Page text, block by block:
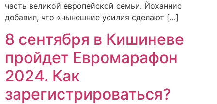
часть великой европейской семьи. Йоханнис
добавил, что «нынешние усилия сделают […]
8 сентября в Кишиневе
пройдет Евромарафон
2024. Как
зарегистрироваться?